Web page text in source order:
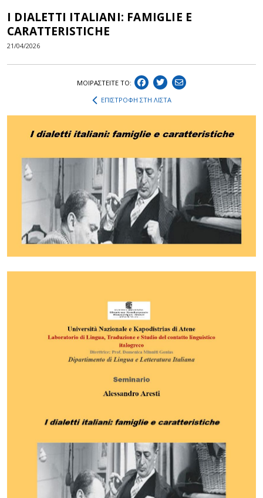
I DIALETTI ITALIANI: FAMIGLIE E
CARATTERISTICHE
21/04/2026
ΜΟΙΡΑΣΤEIΤΕ ΤΟ:
ΕΠΙΣΤΡΟΦΗ ΣΤΗ ΛΙΣΤΑ